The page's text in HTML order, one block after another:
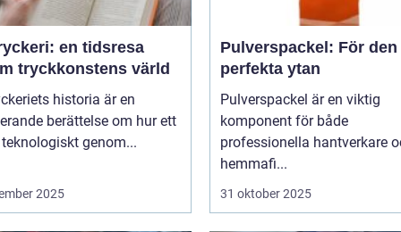
en tidsresa
tryckkonstens värld
historia är en
berättelse om hur ett
genom...
2025
Pulverspackel: För den
perfekta ytan
Pulverspackel är en viktig
komponent för både
professionella hantverkare
hemmafi...
31 oktober 2025